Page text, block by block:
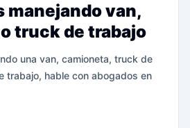
manejando van,
truck de trabajo
una van, camioneta, truck de
trabajo, hable con abogados en